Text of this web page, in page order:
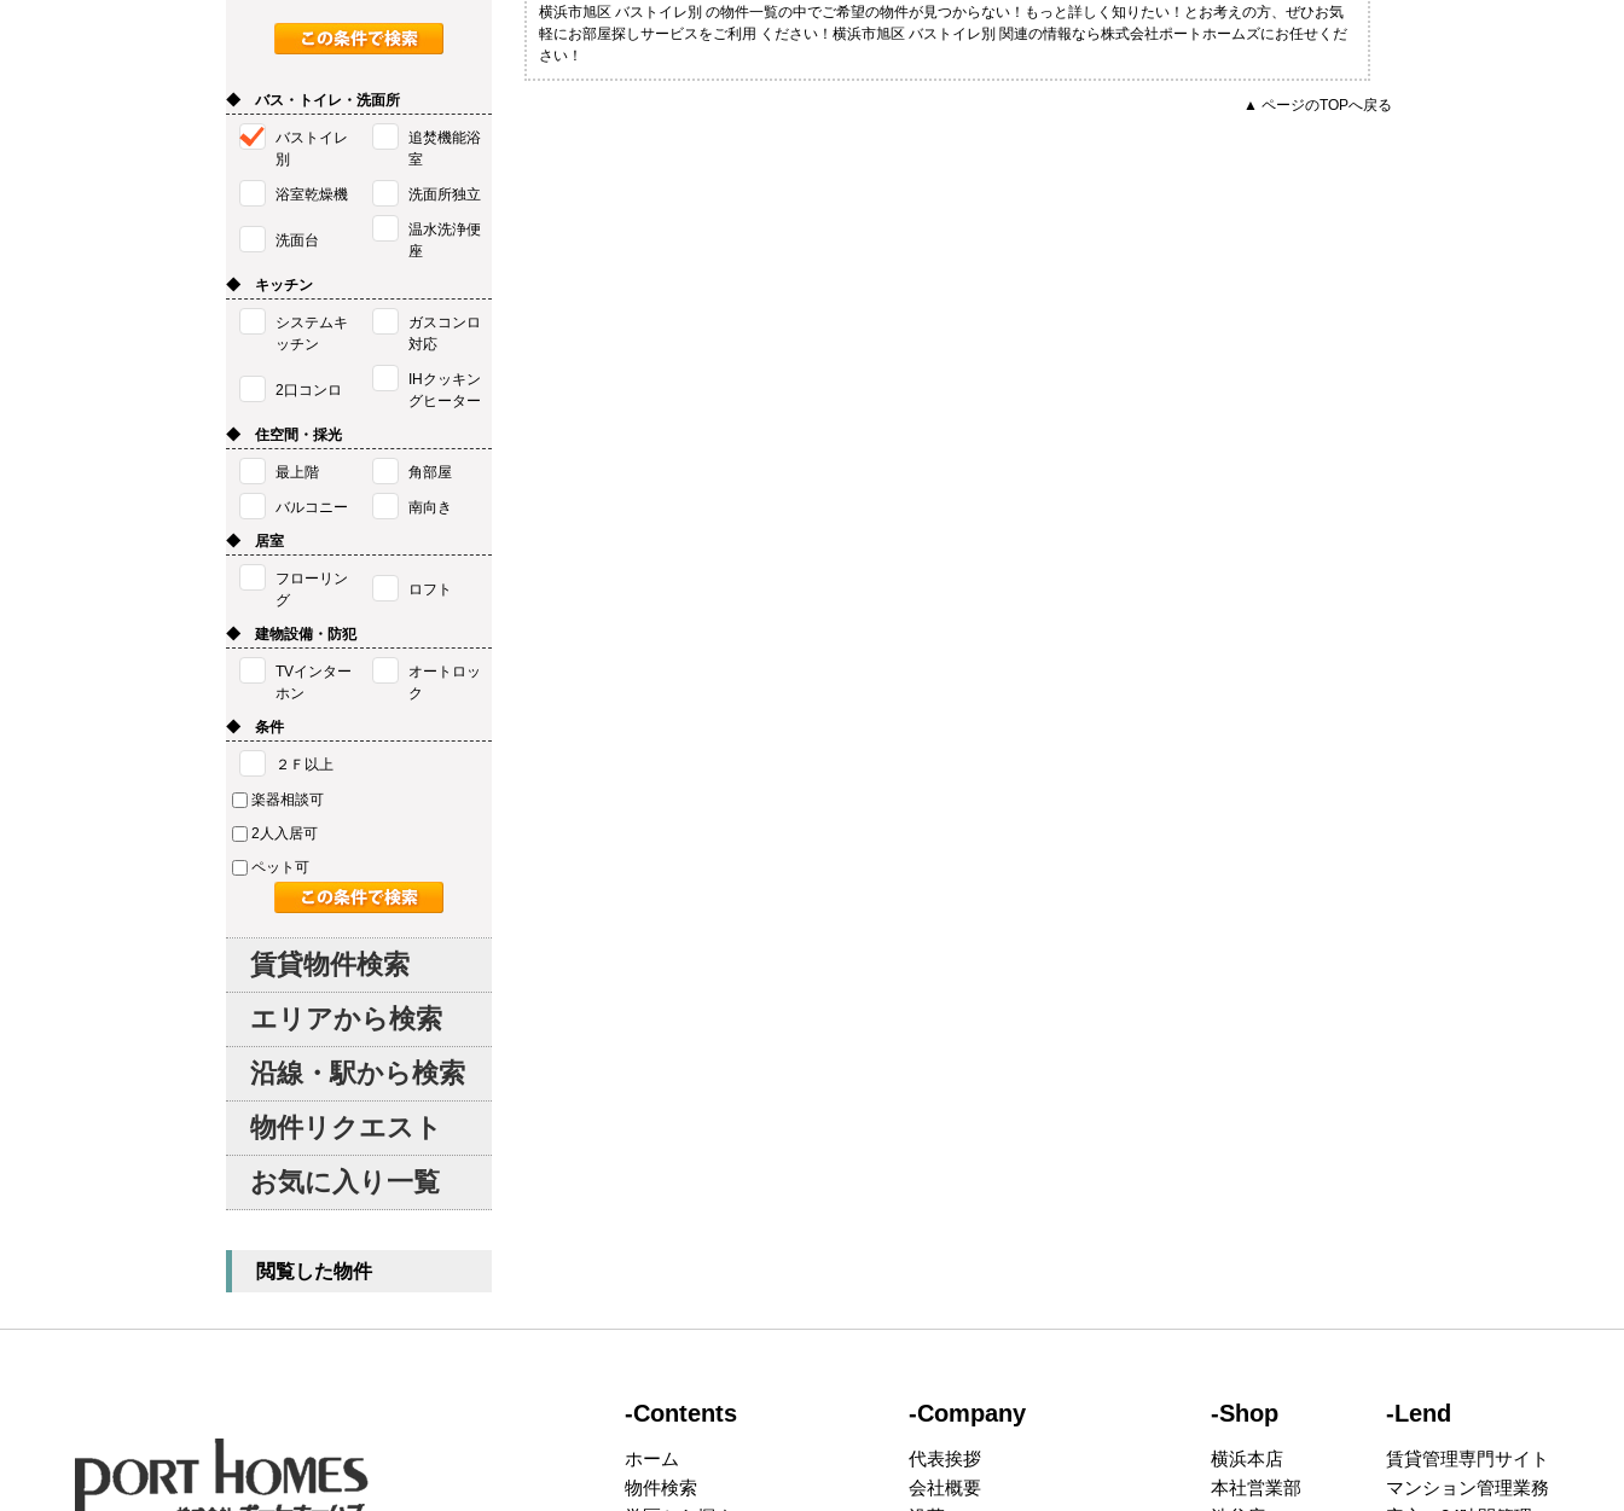
横浜市旭区 バストイレ別 の物件一覧の中でご希望の物件が見つからない！もっと詳しく知りたい！とお考えの方、ぜひお気
軽にお部屋探しサービスをご利用 ください！横浜市旭区 バストイレ別 関連の情報なら株式会社ポートホームズにお任せくだ
さい！
▲ ページのTOPへ戻る
◆ バス・トイレ・洗面所
バストイレ
別
追焚機能浴
室
浴室乾燥機 洗面所独立
洗面台
温水洗浄便
座
◆ キッチン
システムキ
ッチン
ガスコンロ
対応
2口コンロ
IHクッキン
グヒーター
◆ 住空間・採光
最上階 角部屋
バルコニー
南向き
◆ 居室
フローリン
グ
ロフト
◆ 建物設備・防犯
TVインター
ホン
オートロッ
ク
◆ 条件
２Ｆ以上
楽器相談可
2人入居可
ペット可
賃貸物件検索
エリアから検索
沿線・駅から検索
物件リクエスト
お気に入り一覧
閲覧した物件
-Contents
ホーム
物件検索
-Company
代表挨拶
会社概要
-Shop
横浜本店
本社営業部
-Lend
賃貸管理専門サイト
マンション管理業務